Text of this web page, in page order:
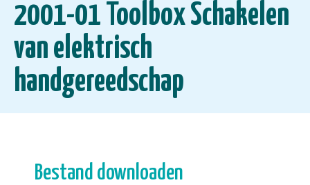
2001-01 Toolbox Schakelen
van elektrisch
handgereedschap
Bestand downloaden